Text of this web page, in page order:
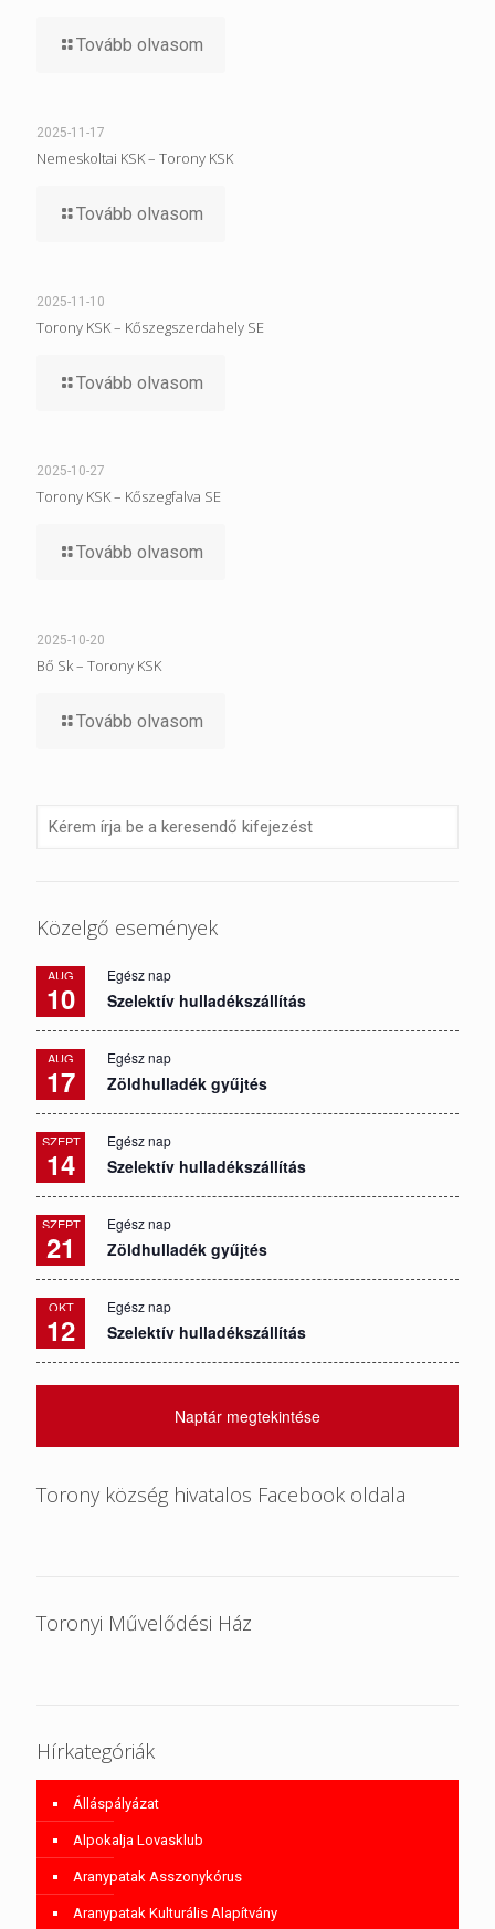
Tovább olvasom
2025-11-17
Nemeskoltai KSK – Torony KSK
Tovább olvasom
2025-11-10
Torony KSK – Kőszegszerdahely SE
Tovább olvasom
2025-10-27
Torony KSK – Kőszegfalva SE
Tovább olvasom
2025-10-20
Bő Sk – Torony KSK
Tovább olvasom
Közelgő események
AUG
10
Egész nap
Szelektív hulladékszállítás
AUG
17
Egész nap
Zöldhulladék gyűjtés
SZEPT
14
Egész nap
Szelektív hulladékszállítás
SZEPT
21
Egész nap
Zöldhulladék gyűjtés
OKT
12
Egész nap
Szelektív hulladékszállítás
Naptár megtekintése
Torony község hivatalos Facebook oldala
Toronyi Művelődési Ház
Hírkategóriák
Álláspályázat
Alpokalja Lovasklub
Aranypatak Asszonykórus
Aranypatak Kulturális Alapítvány